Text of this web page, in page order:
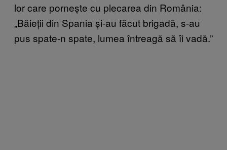
lor care pornește cu plecarea din România:
„Băieții din Spania și-au făcut brigadă, s-au
pus spate-n spate, lumea întreagă să îi vadă.”